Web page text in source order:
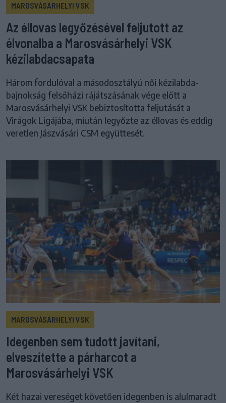
MAROSVÁSÁRHELYI VSK
Az éllovas legyőzésével feljutott az
élvonalba a Marosvásárhelyi VSK
kézilabdacsapata
Három fordulóval a másodosztályú női kézilabda-
bajnokság felsőházi rájátszásának vége előtt a
Marosvásárhelyi VSK bebiztosította feljutását a
Virágok Ligájába, miután legyőzte az éllovas és eddig
veretlen Jászvásári CSM együttesét.
MAROSVÁSÁRHELYI VSK
Idegenben sem tudott javítani,
elveszítette a párharcot a
Marosvásárhelyi VSK
Két hazai vereséget követően idegenben is alulmaradt